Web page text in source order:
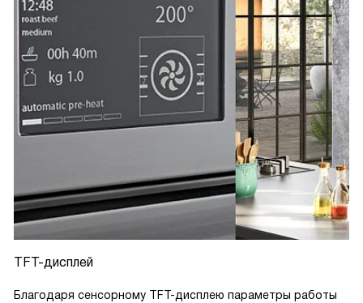
TFT-дисплей
Благодаря сенсорному TFT-дисплею параметры работы